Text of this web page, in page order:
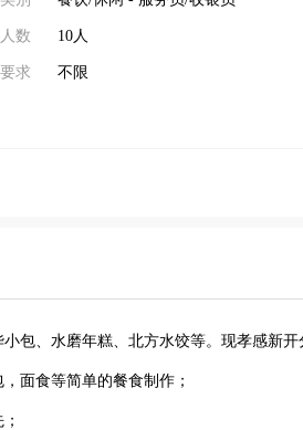
数 10人
求 不限
包、水磨年糕、北方水饺等。现孝感新开
面食等简单的餐食制作；